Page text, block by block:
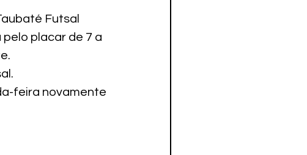
Futsal
placar de 7 a
feira novamente